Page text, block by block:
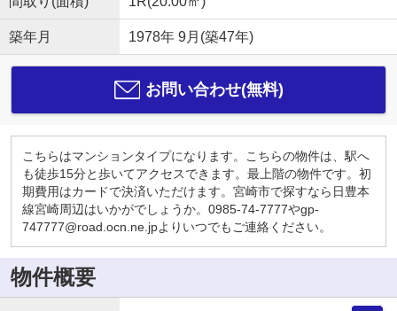
築年月 1978年 9月(築47年)
お問い合わせ(無料)
こちらはマンションタイプになります。こちらの物件は、駅へ
も徒歩15分と歩いてアクセスできます。最上階の物件です。初
期費用はカードで決済いただけます。宮崎市で探すなら日豊本
線宮崎周辺はいかがでしょうか。0985-74-7777やgp-
747777@road.ocn.ne.jpよりいつでもご連絡ください。
物件概要